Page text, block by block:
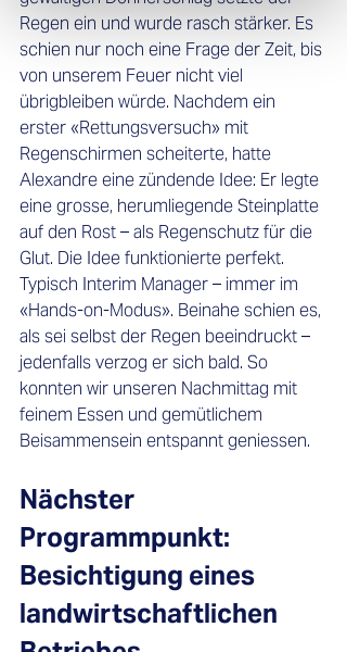
Regen ein und wurde rasch stärker. Es
schien nur noch eine Frage der Zeit, bis
von unserem Feuer nicht viel
übrigbleiben würde. Nachdem ein
erster «Rettungsversuch» mit
Regenschirmen scheiterte, hatte
Alexandre eine zündende Idee: Er legte
eine grosse, herumliegende Steinplatte
auf den Rost – als Regenschutz für die
Glut. Die Idee funktionierte perfekt.
Typisch Interim Manager – immer im
«Hands-on-Modus». Beinahe schien es,
als sei selbst der Regen beeindruckt –
jedenfalls verzog er sich bald. So
konnten wir unseren Nachmittag mit
feinem Essen und gemütlichem
Beisammensein entspannt geniessen.
Nächster
Programmpunkt:
Besichtigung eines
landwirtschaftlichen